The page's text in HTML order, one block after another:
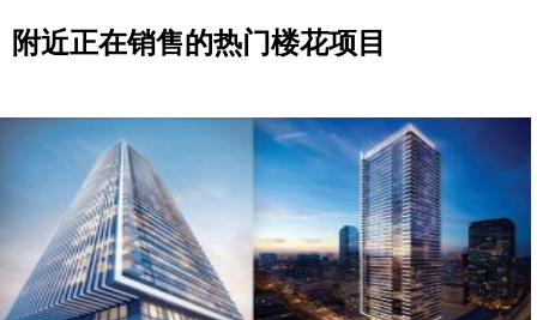
附近正在销售的热门楼花项目